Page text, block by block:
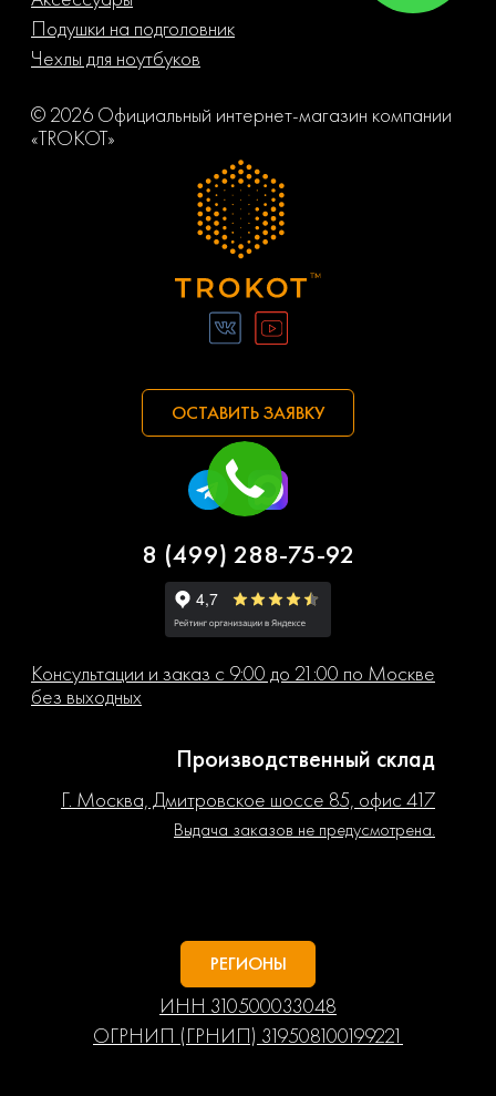
Подушки на подголовник
Чехлы для ноутбуков
© 2026 Официальный интернет-магазин компании
«TROKOT»
ОСТАВИТЬ ЗАЯВКУ
8 (499) 288-75-92
Консультации и заказ с 9:00 до 21:00 по Москве
без выходных
Производственный склад
Г. Москва, Дмитровское шоссе 85, офис 417
Выдача заказов не предусмотрена.
РЕГИОНЫ
ИНН 310500033048
ОГРНИП (ГРНИП) 319508100199221